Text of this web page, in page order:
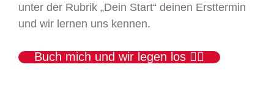
unter der Rubrik „Dein Start“ deinen Ersttermin
und wir lernen uns kennen.
Buch mich und wir legen los 👍🏻